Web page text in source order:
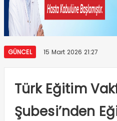
GÜNCEL 15 Mart 2026 21:27
Türk Eğitim
Şubesi’nden